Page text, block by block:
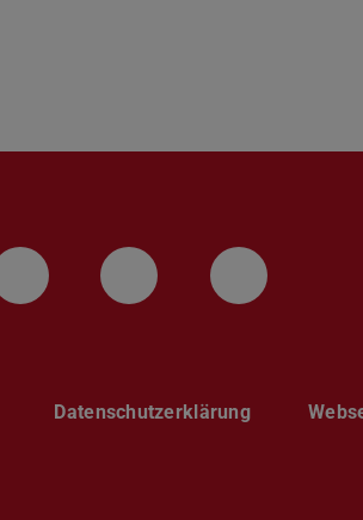
der TU Darmstadt
Kanal der TU
Bluesky-Kanal der TU
Facebook-
Datenschutzerklärung